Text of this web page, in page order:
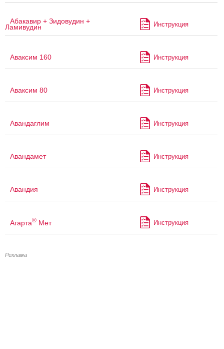
Абакавир + Зидовудин +
Ламивудин Инструкция
Аваксим 160 Инструкция
Аваксим 80 Инструкция
Авандаглим Инструкция
Авандамет Инструкция
Авандия Инструкция
Агарта® Мет Инструкция
Реклама